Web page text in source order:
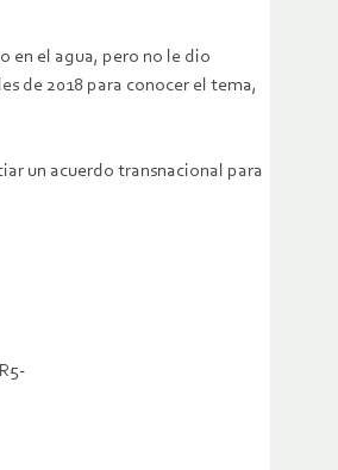
en el agua, pero no le dio
de 2018 para conocer el tema,
un acuerdo transnacional para